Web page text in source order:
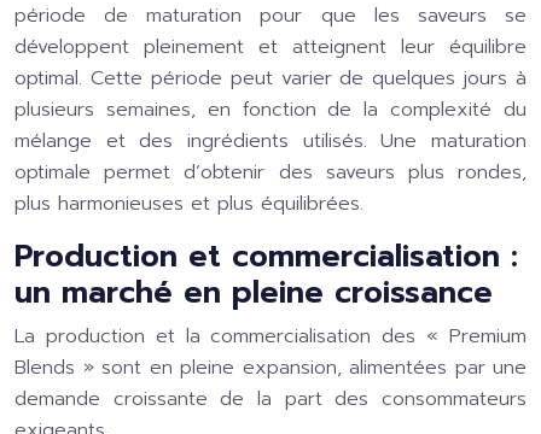
période de maturation pour que les saveurs se
développent pleinement et atteignent leur équilibre
optimal. Cette période peut varier de quelques jours à
plusieurs semaines, en fonction de la complexité du
mélange et des ingrédients utilisés. Une maturation
optimale permet d’obtenir des saveurs plus rondes,
plus harmonieuses et plus équilibrées.
Production et commercialisation :
un marché en pleine croissance
La production et la commercialisation des « Premium
Blends » sont en pleine expansion, alimentées par une
demande croissante de la part des consommateurs